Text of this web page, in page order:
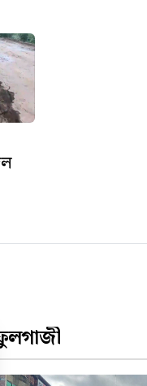
আছে ৪ কোটি টাকার স্থাপনা